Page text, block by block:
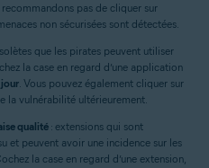
recommandons pas de cliquer sur
non sécurisées sont détectées.
que les pirates peuvent utiliser
la case en regard d’une application
. Vous pouvez également cliquer sur
la vulnérabilité ultérieurement.
qualité : extensions qui sont
et peuvent avoir une incidence sur les
la case en regard d’une extension,